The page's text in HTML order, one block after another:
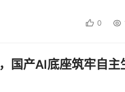
0
国产AI底座筑牢自主